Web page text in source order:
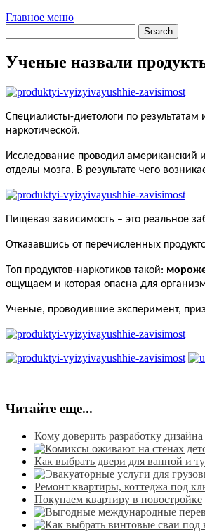
Главное меню
Ученые назвали
Специалисты-диетологи по
наркотической.
Исследование проводил американский
отделы мозга. В результате чего
Пищевая зависимость – это реальное
Отказавшись от перечисленных
Топ продуктов-наркотиков такой:
ощущаем и которая опасна для
Ученые, проводившие эксперимент,
Читайте еще...
Кому доверить разработку
Как выбрать двери для ванной и
Ремонт квартиры, коттеджа под
Покупаем квартиру в новостройке